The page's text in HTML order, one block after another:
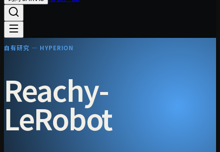
自有研究 — HYPERION
Reachy-
LeRobot